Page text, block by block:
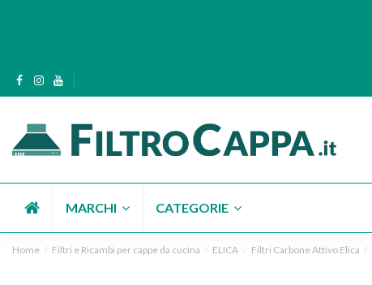
MARCHI CATEGORIE
Home Filtri e Ricambi per cappe da cucina ELICA Filtri Carbone Attivo Elica